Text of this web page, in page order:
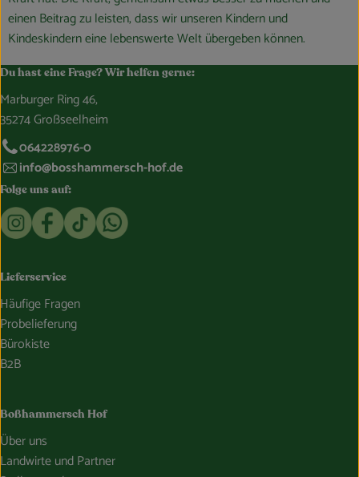
einen Beitrag zu leisten, dass wir unseren Kindern und
Kindeskindern eine lebenswerte Welt übergeben können.
Du hast eine Frage? Wir helfen gerne:
Marburger Ring 46,
35274 Großseelheim
064228976-0
info@bosshammersch-hof.de
Folge uns auf:
Externer Link zu https://www.instagram.com/
Externer Link zu https://www.facebook.com/
Externer Link zu https://www.tiktok.com/
Externer Link zu https://whatsapp.com/
Lieferservice
Häufige Fragen
Probelieferung
Bürokiste
B2B
Boßhammersch Hof
Über uns
Landwirte und Partner